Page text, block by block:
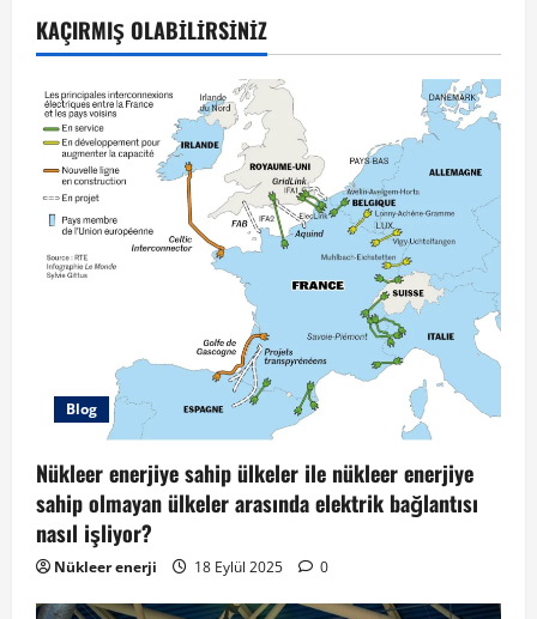
KAÇIRMIŞ OLABILIRSINIZ
Blog
Nükleer enerjiye sahip ülkeler ile nükleer enerjiye
sahip olmayan ülkeler arasında elektrik bağlantısı
nasıl işliyor?
Nükleer enerji 18 Eylül 2025 0